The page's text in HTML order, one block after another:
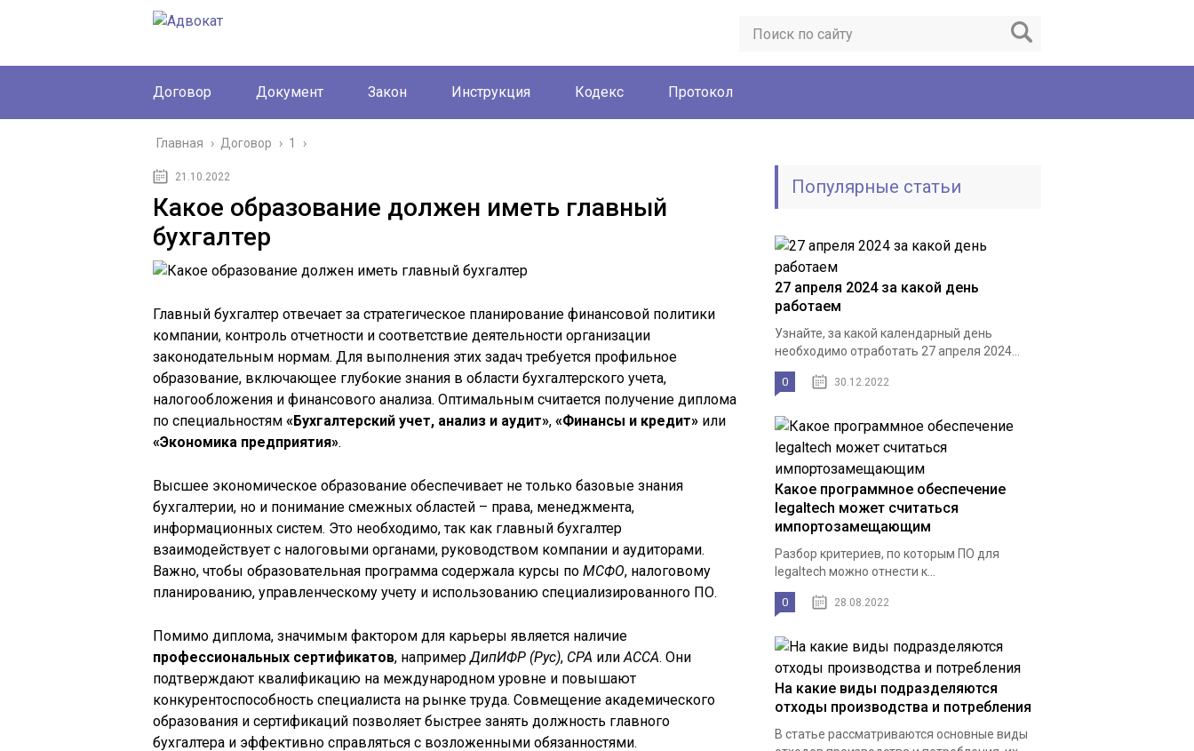
Договор Документ Закон Инструкция Кодекс Протокол
Главная › Договор › 1 ›
21.10.2022
Какое образование должен иметь главный
бухгалтер
Главный бухгалтер отвечает за стратегическое планирование финансовой политики
компании, контроль отчетности и соответствие деятельности организации
законодательным нормам. Для выполнения этих задач требуется профильное
образование, включающее глубокие знания в области бухгалтерского учета,
налогообложения и финансового анализа. Оптимальным считается получение диплома
по специальностям «Бухгалтерский учет, анализ и аудит», «Финансы и кредит» или
«Экономика предприятия».
Высшее экономическое образование обеспечивает не только базовые знания
бухгалтерии, но и понимание смежных областей – права, менеджмента,
информационных систем. Это необходимо, так как главный бухгалтер
взаимодействует с налоговыми органами, руководством компании и аудиторами.
Важно, чтобы образовательная программа содержала курсы по МСФО, налоговому
планированию, управленческому учету и использованию специализированного ПО.
Помимо диплома, значимым фактором для карьеры является наличие
профессиональных сертификатов, напримерДипИФР (Рус), CPA илиACCA. Они
подтверждают квалификацию на международном уровне и повышают
конкурентоспособность специалиста на рынке труда. Совмещение академического
образования и сертификаций позволяет быстрее занять должность главного
бухгалтера и эффективно справляться с возложенными обязанностями.
Популярные статьи
27 апреля 2024 за какой день
работаем
Узнайте, за какой календарный день
необходимо отработать 27 апреля 2024...
0 30.12.2022
Какое программное обеспечение
legaltech может считаться
импортозамещающим
Разбор критериев, по которым ПО для
legaltech можно отнести к...
0 28.08.2022
На какие виды подразделяются
отходы производства и потребления
В статье рассматриваются основные виды